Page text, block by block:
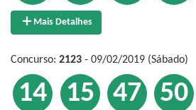
Mais Detalhes
Concurso: 2123 - 09/02/2019 (Sábado)
14 15 47 50